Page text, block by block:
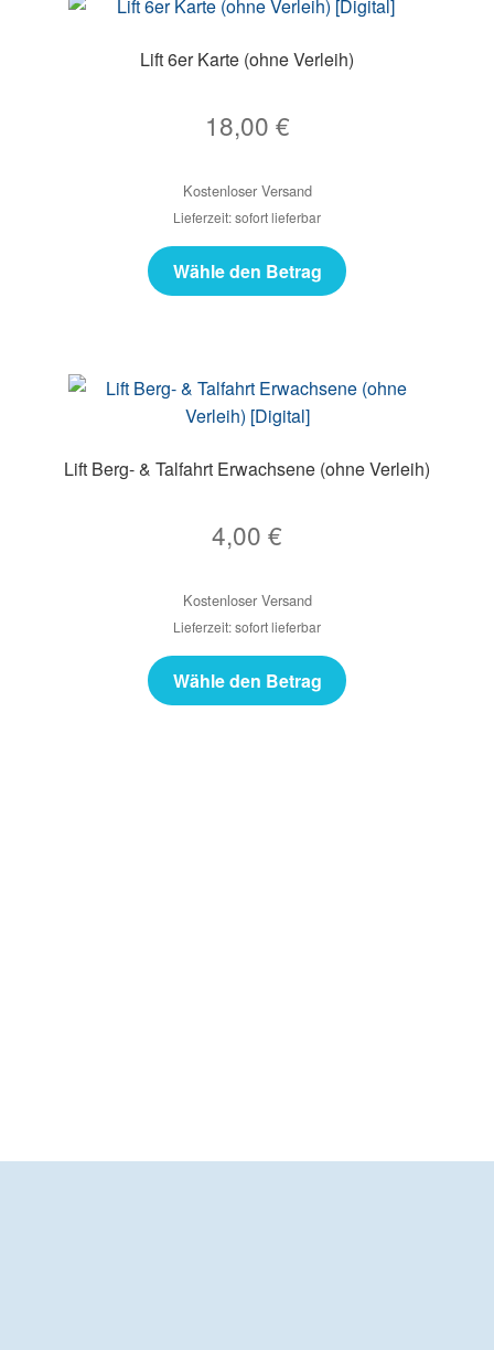
Lift 6er Karte (ohne Verleih)
18,00 €
Kostenloser Versand
Lieferzeit: sofort lieferbar
Wähle den Betrag
Lift Berg- & Talfahrt Erwachsene (ohne Verleih)
4,00 €
Kostenloser Versand
Lieferzeit: sofort lieferbar
Wähle den Betrag